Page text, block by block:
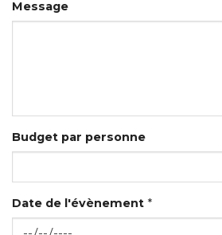
Message
Budget par personne
Date de l'évènement *